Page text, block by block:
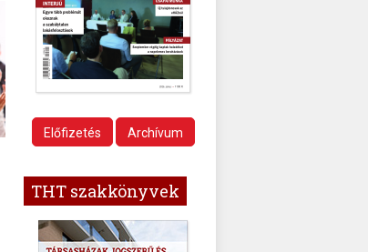
Előfizetés Archívum
THT szakkönyvek